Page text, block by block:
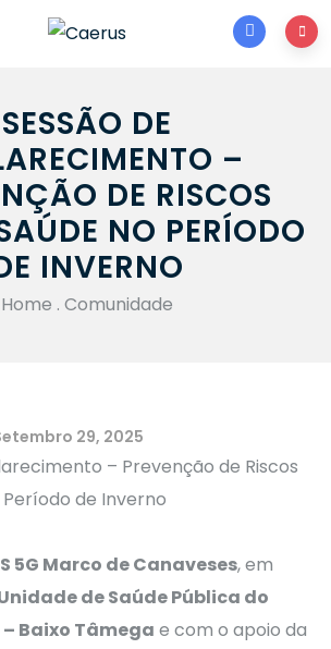
SESSÃO DE
–
DE RISCOS
NO PERÍODO
INVERNO
Home . Comunidade
29, 2025
5G Marco de Canaveses, em
de Saúde Pública do
– Baixo Tâmega e com o apoio da